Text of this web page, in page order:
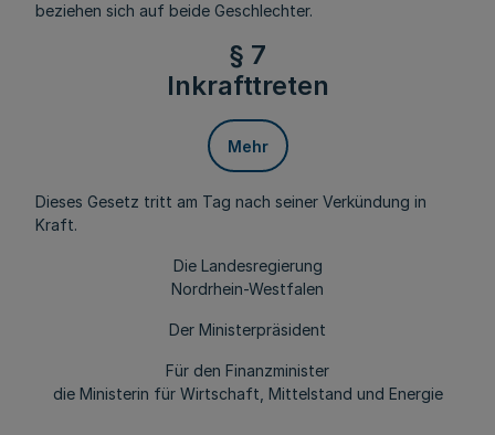
beziehen sich auf beide Geschlechter.
§ 7
Inkrafttreten
Mehr
Dieses Gesetz tritt am Tag nach seiner Verkündung in
Kraft.
Die Landesregierung
Nordrhein-Westfalen
Der Ministerpräsident
Für den Finanzminister
die Ministerin für Wirtschaft, Mittelstand und Energie